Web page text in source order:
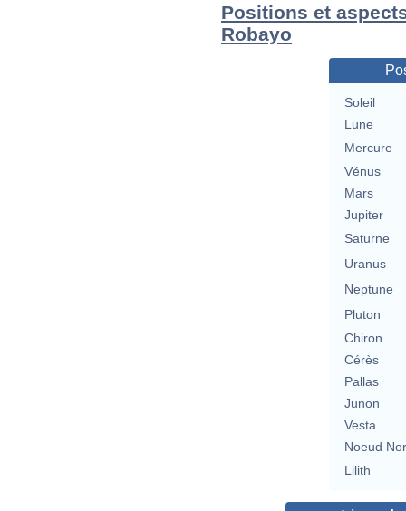
Positions et
Robayo
Soleil
Lune
Mercure
Vénus
Mars
Jupiter
Saturne
Uranus
Neptune
Pluton
Chiron
Cérès
Pallas
Junon
Vesta
Noeud
Lilith